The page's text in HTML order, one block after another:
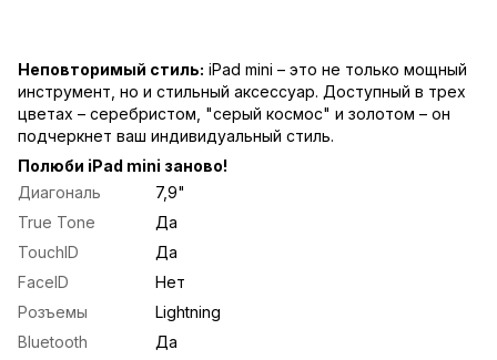
Неповторимый стиль: iPad mini – это не только мощный
инструмент, но и стильный аксессуар. Доступный в трех
цветах – серебристом, "серый космос" и золотом – он
подчеркнет ваш индивидуальный стиль.
Полюби iPad mini заново!
Диагональ
7,9"
True Tone
Да
TouchID
Да
FaceID
Нет
Розъемы
Lightning
Bluetooth
Да